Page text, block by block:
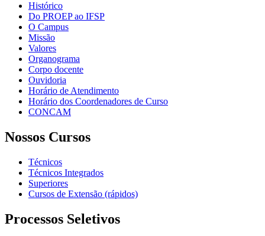
Histórico
Do PROEP ao IFSP
O Campus
Missão
Valores
Organograma
Corpo docente
Ouvidoria
Horário de Atendimento
Horário dos Coordenadores de Curso
CONCAM
Nossos Cursos
Técnicos
Técnicos Integrados
Superiores
Cursos de Extensão (rápidos)
Processos Seletivos